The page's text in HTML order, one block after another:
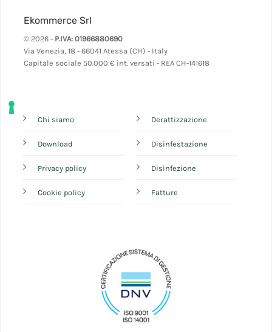
Ekommerce Srl
© 2026 - P.IVA: 01966880690
Via Venezia, 18 - 66041 Atessa (CH) - Italy
Capitale sociale 50.000 € int. versati - REA CH-141618
Chi siamo
Download
Privacy policy
Cookie policy
Derattizzazione
Disinfestazione
Disinfezione
Fatture